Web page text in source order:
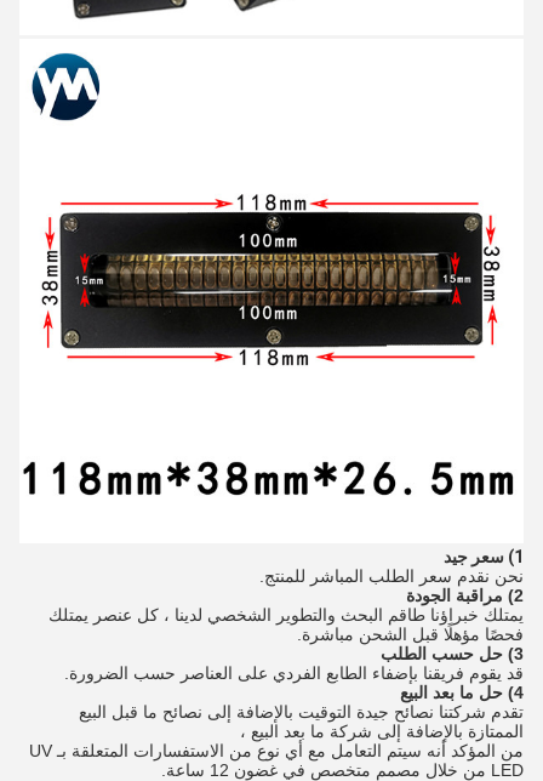
1) سعر جيد
نحن نقدم سعر الطلب المباشر للمنتج.
2) مراقبة الجودة
يمتلك خبراؤنا طاقم البحث والتطوير الشخصي لدينا ، كل عنصر يمتلك
فحصًا مؤهلًا قبل الشحن مباشرة.
3) حل حسب الطلب
قد يقوم فريقنا بإضفاء الطابع الفردي على العناصر حسب الضرورة.
4) حل ما بعد البيع
تقدم شركتنا نصائح جيدة التوقيت بالإضافة إلى نصائح ما قبل البيع
الممتازة بالإضافة إلى شركة ما بعد البيع ،
من المؤكد أنه سيتم التعامل مع أي نوع من الاستفسارات المتعلقة بـ UV
LED من خلال مصمم متخصص في غضون 12 ساعة.